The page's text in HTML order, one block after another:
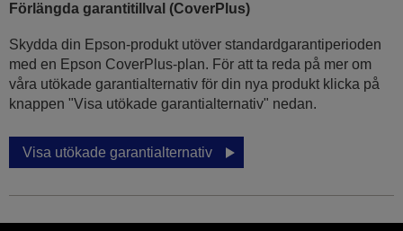
Förlängda garantitillval (CoverPlus)
Skydda din Epson-produkt utöver standardgarantiperioden
med en Epson CoverPlus-plan. För att ta reda på mer om
våra utökade garantialternativ för din nya produkt klicka på
knappen "Visa utökade garantialternativ" nedan.
Visa utökade garantialternativ